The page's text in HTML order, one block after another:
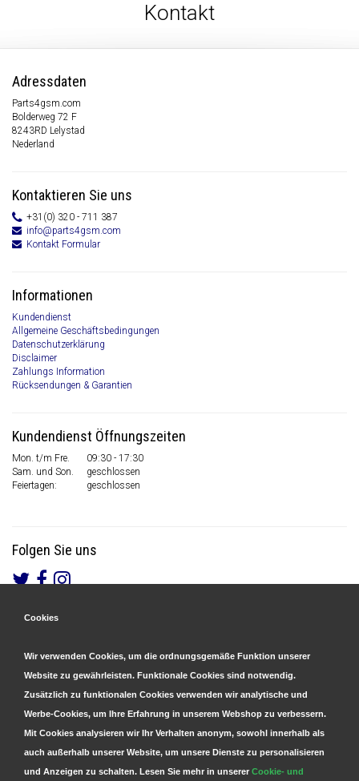
Kontakt
Adressdaten
Parts4gsm.com
Bolderweg 72 F
8243RD Lelystad
Nederland
Kontaktieren Sie uns
+31(0) 320 - 711 387
info@parts4gsm.com
Kontakt Formular
Informationen
Kundendienst
Allgemeine Geschäftsbedingungen
Datenschutzerklärung
Disclaimer
Zahlungs Information
Rücksendungen & Garantien
Kundendienst Öffnungszeiten
Mon. t/m Fre.
09:30 - 17:30
Sam. und Son.
geschlossen
Feiertagen:
geschlossen
Folgen Sie uns
Cookies
Wir verwenden Cookies, um die ordnungsgemäße Funktion unserer
Website zu gewährleisten. Funktionale Cookies sind notwendig.
Zusätzlich zu funktionalen Cookies verwenden wir analytische und
Werbe-Cookies, um Ihre Erfahrung in unserem Webshop zu verbessern.
Mit Cookies analysieren wir Ihr Verhalten anonym, sowohl innerhalb als
auch außerhalb unserer Website, um unsere Dienste zu personalisieren
und Anzeigen zu schalten. Lesen Sie mehr in unserer Cookie- und